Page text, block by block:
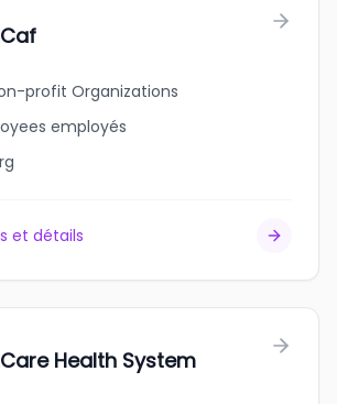
profit Organizations
employés
et détails
Health System